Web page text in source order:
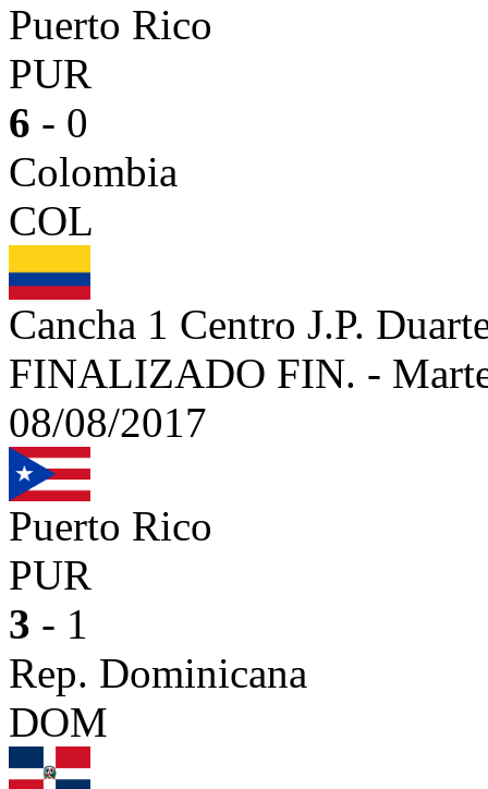
Puerto Rico
PUR
6 - 0
Colombia
COL
Cancha 1 Centro J.P.
FINALIZADO FIN. -
08/08/2017
Puerto Rico
PUR
3 - 1
Rep. Dominicana
DOM